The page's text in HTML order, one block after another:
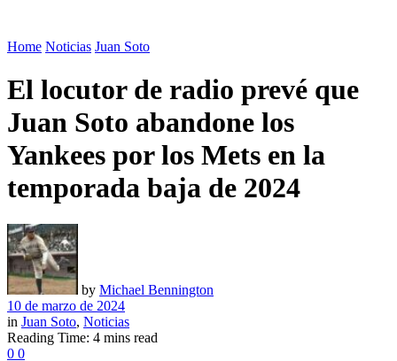
Home Noticias Juan Soto
El locutor de radio prevé que
Juan Soto abandone los
Yankees por los Mets en la
temporada baja de 2024
by Michael Bennington
10 de marzo de 2024
in Juan Soto, Noticias
Reading Time: 4 mins read
0 0